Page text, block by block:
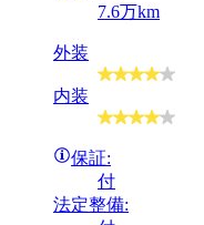
7.6万km
外装
内装
保証:
付
法定整備: